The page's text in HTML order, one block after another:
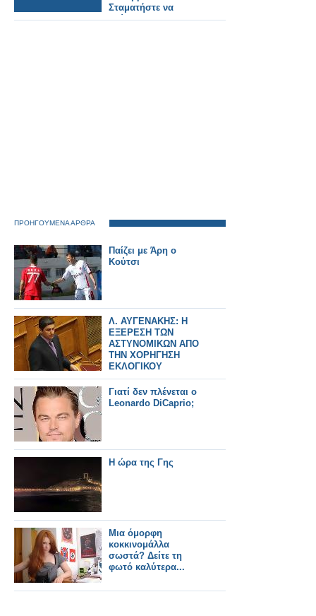
Σταματήστε να
κρύβεστε και
ΠΡΟΗΓΟΥΜΕΝΑ ΑΡΘΡΑ
Παίζει με Άρη ο
Κούτσι
Λ. ΑΥΓΕΝΑΚΗΣ: Η
ΕΞΕΡΕΣΗ ΤΩΝ
ΑΣΤΥΝΟΜΙΚΩΝ ΑΠΟ
ΤΗΝ ΧΟΡΗΓΗΣΗ
ΕΚΛΟΓΙΚΟΥ
ΕΠΙΔΟΜΑΤΟΣ ΠΡΕΠΕΙ
ΝΑ ΕΠΑΝΕΞΕΤΑΣΤΗ
Γιατί δεν πλένεται ο
Leonardo DiCaprio;
Η ώρα της Γης
Μια όμορφη
κοκκινομάλλα
σωστά? Δείτε τη
φωτό καλύτερα...